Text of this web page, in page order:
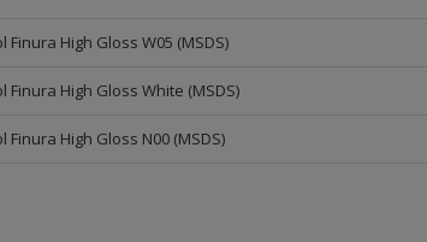
High Gloss W05 (MSDS)
High Gloss White (MSDS)
High Gloss N00 (MSDS)